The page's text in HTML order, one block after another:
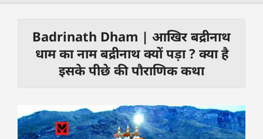
Badrinath Dham | आखिर बद्रीनाथ
धाम का नाम बद्रीनाथ क्यों पड़ा ? क्या है
इसके पीछे की पौराणिक कथा